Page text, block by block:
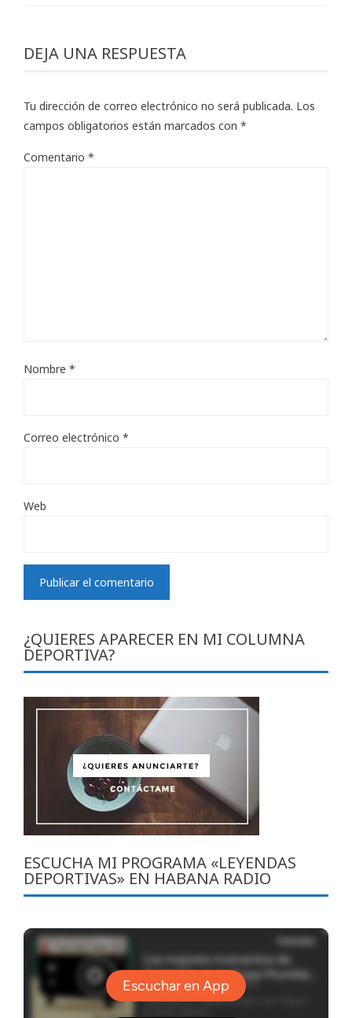
DEJA UNA RESPUESTA
Tu dirección de correo electrónico no será publicada. Los
campos obligatorios están marcados con *
Comentario *
Nombre *
Correo electrónico *
Web
¿QUIERES APARECER EN MI COLUMNA
DEPORTIVA?
ESCUCHA MI PROGRAMA «LEYENDAS
DEPORTIVAS» EN HABANA RADIO